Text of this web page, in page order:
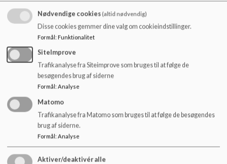
FERIEPLAN - BEGGE DAGE INKLUSIV
Ferie
Sommerferie (29. juni 2026)
Efterårsferie
Juleferie
Vinterferie
Nødvendige cookies(altid nødvendig)
Disse cookies gemmer dine valg om cookieindstillinger.
Formål: Funktionalitet
SiteImprove
Trafikanalyse fra Siteimprove som bruges til at følge de
besøgendes brug af siderne
Formål : Analyse
Matomo
Trafikanalyse fra Matomo som bruges til at følge de besøgendes
brug af siderne.
Formål: Analyse
Aktiver/deaktivér alle